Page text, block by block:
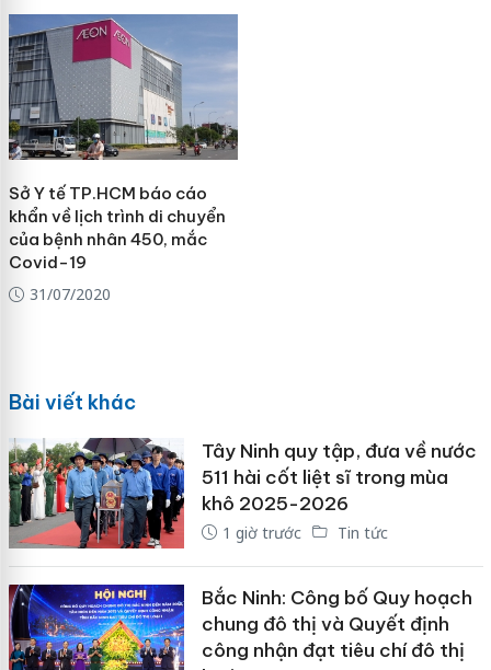
Sở Y tế TP.HCM báo cáo
khẩn về lịch trình di chuyển
của bệnh nhân 450, mắc
Covid-19
31/07/2020
Bài viết khác
Tây Ninh quy tập, đưa về nước
511 hài cốt liệt sĩ trong mùa
khô 2025-2026
1 giờ trước Tin tức
Bắc Ninh: Công bố Quy hoạch
chung đô thị và Quyết định
công nhận đạt tiêu chí đô thị